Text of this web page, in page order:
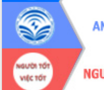
Xây dựng nông thôn mới: Nâng cao đời
sống người dân từ những mô hình thiết
thực
Quyết liệt tháo gỡ vướng mắc, đẩy
nhanh tiến độ các dự án trọng điểm
trong Khu kinh tế Nam Phú Yên
Hòn Yến phát triển du lịch gắn với bảo
tồn biển